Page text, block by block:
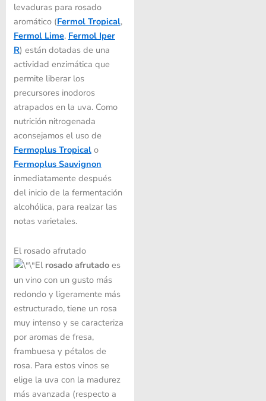
levaduras para rosado
aromático (Fermol Tropical,
Fermol Lime, Fermol Iper
R) están dotadas de una
actividad enzimática que
permite liberar los
precursores inodoros
atrapados en la uva. Como
nutrición nitrogenada
aconsejamos el uso de
Fermoplus Tropicalo
Fermoplus Sauvignon
inmediatamente después
del inicio de la fermentación
alcohólica, para realzar las
notas varietales.
El rosado afrutado
Elrosado afrutado es
un vino con un gusto más
redondo y ligeramente más
estructurado, tiene un rosa
muy intenso y se caracteriza
por aromas de fresa,
frambuesa y pétalos de
rosa. Para estos vinos se
elige la uva con la madurez
más avanzada (respecto a